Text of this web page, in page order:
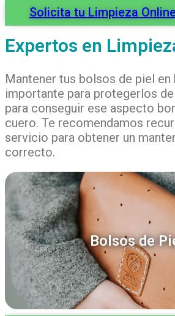
Solicita tu Limpieza
Expertos en
Mantener tus bolsos de piel en
importante para protegerlos
para conseguir ese aspecto
cuero. Te recomendamos
servicio para obtener un
correcto.
Bolsos de